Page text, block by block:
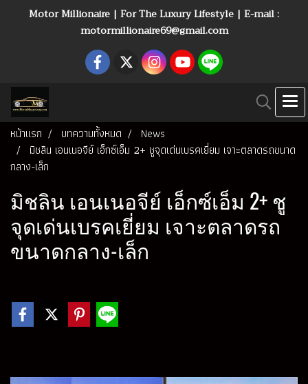
Motor Millionaire | For The Luxury Lifestyle | E-mail :
motormillionaire69@gmail.com
หน้าแรก บทความทั้งหมด
News
มิชลิน เอนเนอจีย์ เอ็กซ์เอ็ม 2+ ชูจุดเด่นเบรคเยี่ยม เจาะตลาดรถขนาด
กลาง-เล็ก
มิชลิน เอนเนอจีย์ เอ็กซ์เอ็ม 2+ ชู
จุดเด่นเบรคเยี่ยม เจาะตลาดรถ
ขนาดกลาง-เล็ก